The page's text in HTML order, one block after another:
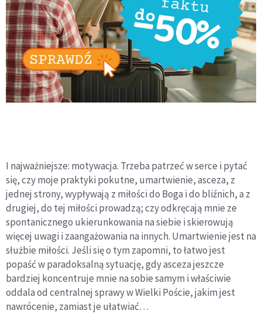
I najważniejsze: motywacja. Trzeba patrzeć w serce i pytać
się, czy moje praktyki pokutne, umartwienie, asceza, z
jednej strony, wypływają z miłości do Boga i do bliźnich, a z
drugiej, do tej miłości prowadzą; czy odkręcają mnie ze
spontanicznego ukierunkowania na siebie i skierowują
więcej uwagi i zaangażowania na innych. Umartwienie jest na
służbie miłości. Jeśli się o tym zapomni, to łatwo jest
popaść w paradoksalną sytuację, gdy asceza jeszcze
bardziej koncentruje mnie na sobie samym i właściwie
oddala od centralnej sprawy w Wielki Poście, jakim jest
nawrócenie, zamiast je ułatwiać…